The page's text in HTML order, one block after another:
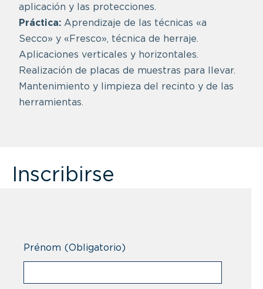
aplicación y las protecciones.
Práctica: Aprendizaje de las técnicas «a
Secco» y «Fresco», técnica de herraje.
Aplicaciones verticales y horizontales.
Realización de placas de muestras para llevar.
Mantenimiento y limpieza del recinto y de las
herramientas.
Inscribirse
Prénom (Obligatorio)